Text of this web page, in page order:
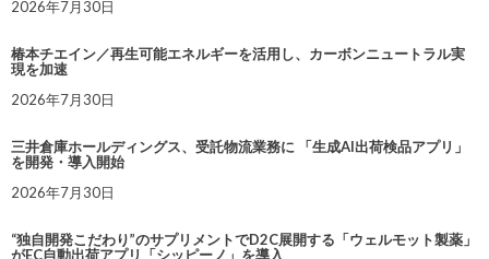
2026年7月30日
椿本チエイン／再生可能エネルギーを活用し、カーボンニュートラル実
現を加速
2026年7月30日
三井倉庫ホールディングス、受託物流業務に 「生成AI出荷検品アプリ」
を開発・導入開始
2026年7月30日
“独自開発こだわり”のサプリメントでD2C展開する「ウェルモット製薬」
がEC自動出荷アプリ「シッピーノ」を導入